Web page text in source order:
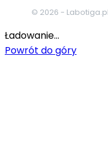
© 2026 -
Ładowanie...
Powrót do góry